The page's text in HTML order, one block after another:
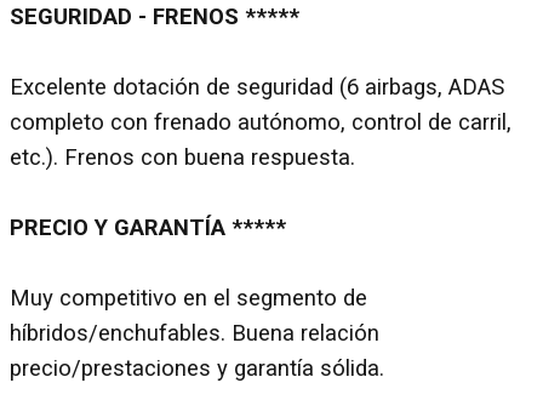
SEGURIDAD - FRENOS *****
Excelente dotación de seguridad (6 airbags, ADAS
completo con frenado autónomo, control de carril,
etc.). Frenos con buena respuesta.
PRECIO Y GARANTÍA *****
Muy competitivo en el segmento de
híbridos/enchufables. Buena relación
precio/prestaciones y garantía sólida.